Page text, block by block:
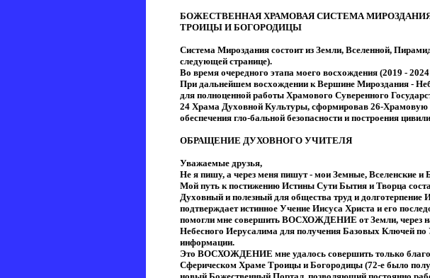
БОЖЕСТВЕННАЯ ХРАМОВАЯ СИСТЕМА
ТРОИЦЫ И БОГОРОДИЦЫ
Система Мироздания состоит из Земли, Вселенной,
следующей странице).
Во время очередного этапа моего восхождения (2019 -
При дальнейшем восхождении к Вершине Мироздания -
для полноценной работы Храмового Суверенного
24 Храма Духовной Культуры, сформировав 26-
обеспечения гло-бальной безопасности и построения
ОБРАЩЕНИЕ ДУХОВНОГО УЧИТЕЛЯ
Уважаемые друзья,
Не я пишу, а через меня пишут - мои Земные, Вселенские
Мой путь к постижению Истины Сути Бытия и Творца
Духовный и полезный для общества труд и долготерпение
подтверждает истинное Учение Иисуса Христа и его
помогли мне совершить ВОСХОЖДЕНИЕ от Земли, через
Небесного Иерусалима для получения Базовых Ключей
информации.
Это ВОСХОЖДЕНИЕ мне удалось совершить только
Сферическом Храме Троицы и Богородицы (72-е было